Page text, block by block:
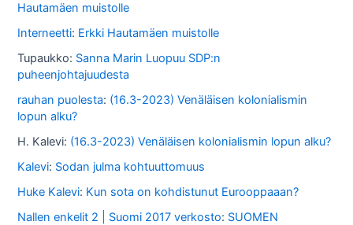
s
a
Hautamäen muistolle
Interneetti: Erkki Hautamäen muistolle
Tupaukko: Sanna Marin Luopuu SDP:n
puheenjohtajuudesta
rauhan puolesta: (16.3-2023) Venäläisen kolonialismin
lopun alku?
H. Kalevi: (16.3-2023) Venäläisen kolonialismin lopun alku?
Kalevi: Sodan julma kohtuuttomuus
Huke Kalevi: Kun sota on kohdistunut Eurooppaaan?
Nallen enkelit 2 | Suomi 2017 verkosto: SUOMEN